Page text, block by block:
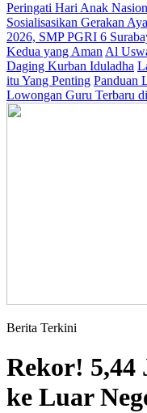
Peringati Hari Anak
Sosialisasikan Gerakan
2026, SMP PGRI 6
Kedua yang Aman Al
Daging Kurban Iduladha
itu Yang Penting Panduan
Lowongan Guru Terbaru
Berita Terkini
Rekor!
ke Luar